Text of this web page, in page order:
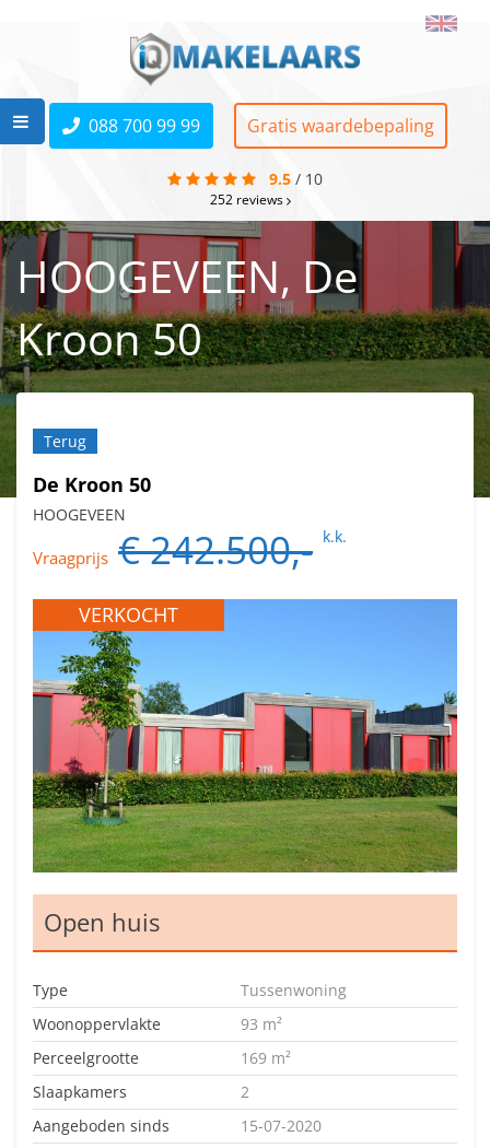
088 700 99 99 Gratis waardebepaling
9.5 / 10
252 reviews
HOOGEVEEN, De
Kroon 50
Terug
De Kroon 50
HOOGEVEEN
Vraagprijs € 242.500,- k.k.
VERKOCHT
Open huis
Type
Tussenwoning
Woonoppervlakte
93 m²
Perceelgrootte
169 m²
Slaapkamers
2
Aangeboden sinds
15-07-2020